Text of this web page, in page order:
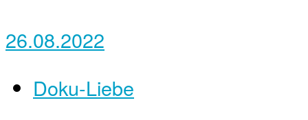
26.08.2022
Doku-Liebe